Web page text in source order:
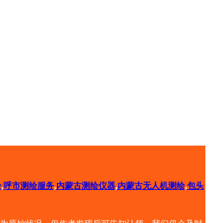
,呼市测绘服务,内蒙古测绘仪器,内蒙古无人机测绘,包头